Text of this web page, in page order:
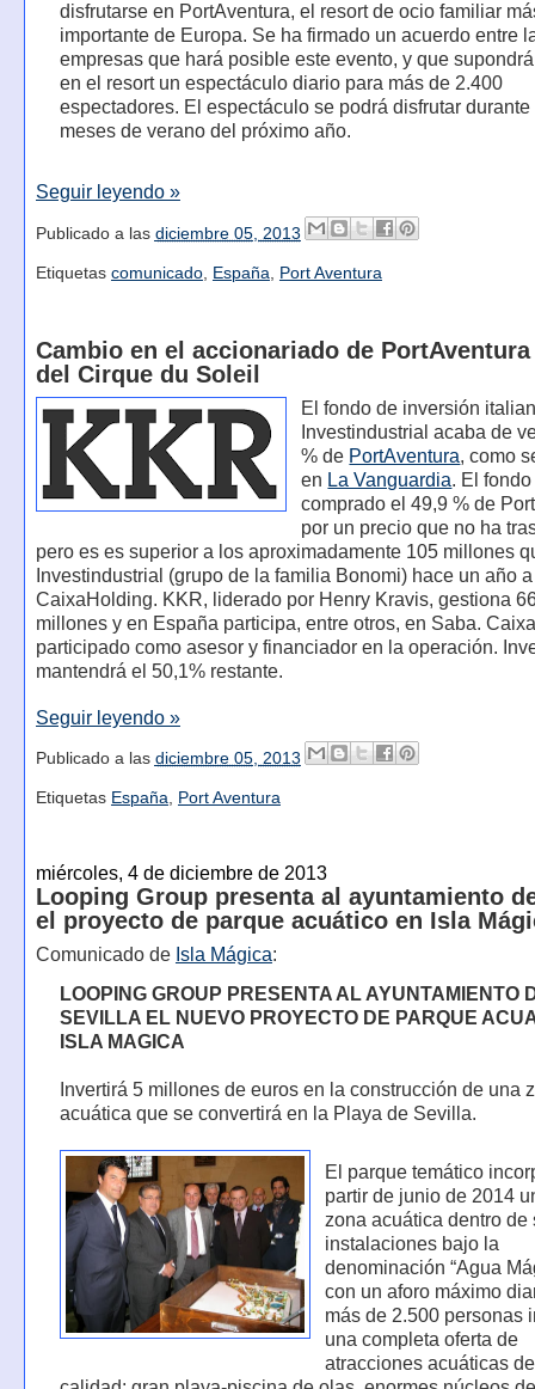
disfrutarse en PortAventura, el resort de ocio familiar
importante de Europa. Se ha firmado un acuerdo entre
empresas que hará posible este evento, y que
en el resort un espectáculo diario para más de 2.400
espectadores. El espectáculo se podrá disfrutar durante
meses de verano del próximo año.
Seguir leyendo »
Publicado a las diciembre 05, 2013
Etiquetas comunicado, España, Port Aventura
Cambio en el accionariado de
del Cirque du Soleil
El fondo de inversión
Investindustrial acaba de
% de PortAventura, como
en La Vanguardia. El
comprado el 49,9 % de
por un precio que no ha
pero es es superior a los aproximadamente 105 millones
Investindustrial (grupo de la familia Bonomi) hace un año
CaixaHolding. KKR, liderado por Henry Kravis, gestiona
millones y en España participa, entre otros, en Saba.
participado como asesor y financiador en la operación.
mantendrá el 50,1% restante.
Seguir leyendo »
Publicado a las diciembre 05, 2013
Etiquetas España, Port Aventura
miércoles, 4 de diciembre de 2013
Looping Group presenta al ayuntamiento
el proyecto de parque acuático en Isla
Comunicado de Isla Mágica:
LOOPING GROUP PRESENTA AL AYUNTAMIENTO
SEVILLA EL NUEVO PROYECTO DE PARQUE
ISLA MAGICA
Invertirá 5 millones de euros en la construcción de una
acuática que se convertirá en la Playa de Sevilla.
El parque temático
partir de junio de 2014
zona acuática dentro de
instalaciones bajo la
denominación “Agua
con un aforo máximo
más de 2.500 personas
una completa oferta de
atracciones acuáticas